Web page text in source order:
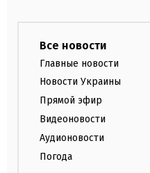
Все новости
Главные новости
Новости Украины
Прямой эфир
Видеоновости
Аудионовости
Погода